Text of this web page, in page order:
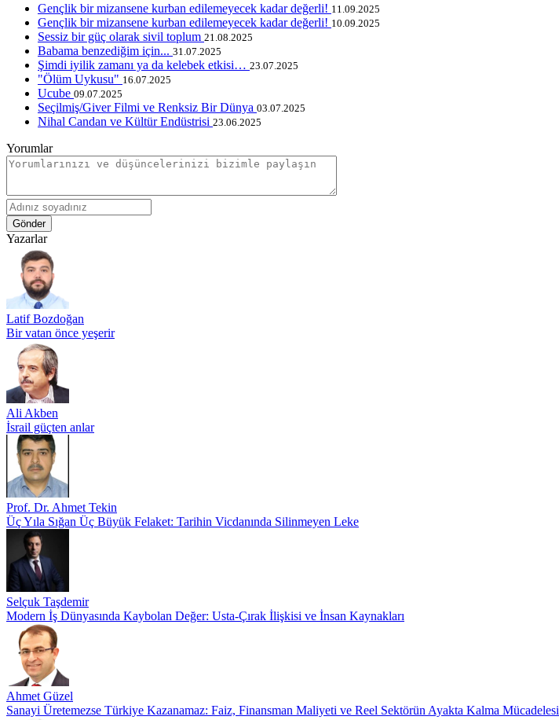
Gençlik bir mizansene kurban edilemeyecek kadar değerli! 11.09.2025
Gençlik bir mizansene kurban edilemeyecek kadar değerli! 10.09.2025
Sessiz bir güç olarak sivil toplum 21.08.2025
Babama benzediğim için... 31.07.2025
Şimdi iyilik zamanı ya da kelebek etkisi… 23.07.2025
"Ölüm Uykusu" 16.07.2025
Ucube 09.07.2025
Seçilmiş/Giver Filmi ve Renksiz Bir Dünya 03.07.2025
Nihal Candan ve Kültür Endüstrisi 23.06.2025
Yorumlar
Gönder
Yazarlar
Latif Bozdoğan
Bir vatan önce yeşerir
Ali Akben
İsrail güçten anlar
Prof. Dr. Ahmet Tekin
Üç Yıla Sığan Üç Büyük Felaket: Tarihin Vicdanında Silinmeyen Leke
Selçuk Taşdemir
Modern İş Dünyasında Kaybolan Değer: Usta-Çırak İlişkisi ve İnsan Kaynakları
Ahmet Güzel
Sanayi Üretemezse Türkiye Kazanamaz: Faiz, Finansman Maliyeti ve Reel Sektörün Ayakta Kalma Mücadelesi